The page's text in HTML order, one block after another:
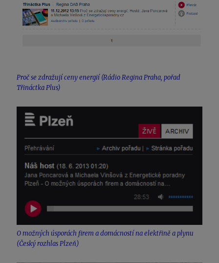
Proč se zdražují ceny energií (Rádio Regina Praha, pořad
Třináctka Plus)
O možných úsporách firem a domácností na elektřině a plynu
(Český rozhlas Plzeň)